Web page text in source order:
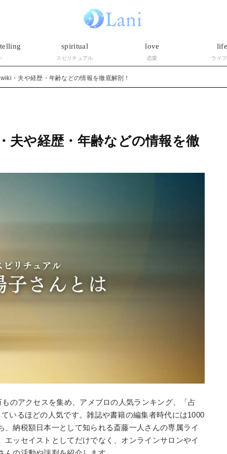
spiritual
スピリチュアル
love
恋愛 ライ
・夫や経歴・年齢などの情報を徹底解剖！
夫や経歴・年齢などの情報を徹
のアクセスを集め、アメブロの人気ランキング、「占
いるほどの人気です。雑誌や書籍の編集者時代には1000
納税額日本一として知られる斎藤一人さんの専属ライ
ッセイストとしてだけでなく、オンラインサロンやイ